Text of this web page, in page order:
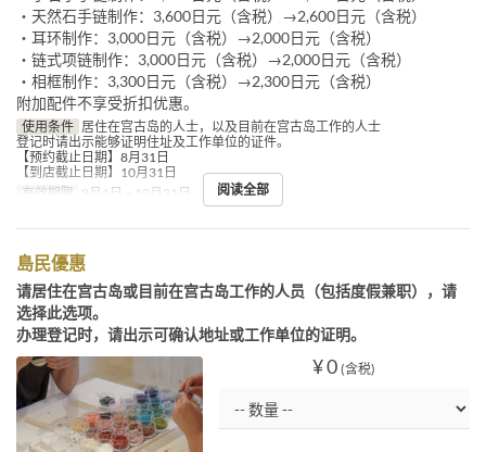
・天然石手链制作：3,600日元（含税）→2,600日元（含税）
・耳环制作：3,000日元（含税）→2,000日元（含税）
・链式项链制作：3,000日元（含税）→2,000日元（含税）
・相框制作：3,300日元（含税）→2,300日元（含税）
附加配件不享受折扣优惠。
使用条件 居住在宫古岛的人士，以及目前在宫古岛工作的人士
登记时请出示能够证明住址及工作单位的证件。
【预约截止日期】8月31日
【到店截止日期】10月31日
有效期限 8月1日 ~ 10月31日 阅读全部
島民優惠
请居住在宫古岛或目前在宫古岛工作的人员（包括度假兼职），请
选择此选项。
办理登记时，请出示可确认地址或工作单位的证明。
¥ 0 (含税)